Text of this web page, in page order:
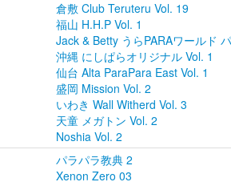
倉敷 Club Teruteru Vol. 19
福山 H.H.P Vol. 1
Jack & Betty うらPARAワールド
沖縄 にしぱらオリジナル Vol. 1
仙台 Alta ParaPara East Vol. 1
盛岡 Mission Vol. 2
いわき Wall Witherd Vol. 3
天童 メガトン Vol. 2
Noshia Vol. 2
パラパラ教典 2
Xenon Zero 03